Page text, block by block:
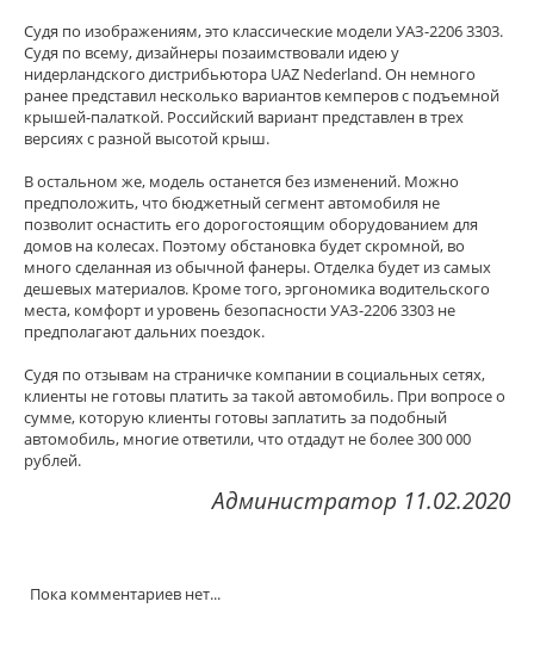
Судя по изображениям, это классические модели УАЗ-2206 3303.
Судя по всему, дизайнеры позаимствовали идею у
нидерландского дистрибьютора UAZ Nederland. Он немного
ранее представил несколько вариантов кемперов с подъемной
крышей-палаткой. Российский вариант представлен в трех
версиях с разной высотой крыш.
В остальном же, модель останется без изменений. Можно
предположить, что бюджетный сегмент автомобиля не
позволит оснастить его дорогостоящим оборудованием для
домов на колесах. Поэтому обстановка будет скромной, во
много сделанная из обычной фанеры. Отделка будет из самых
дешевых материалов. Кроме того, эргономика водительского
места, комфорт и уровень безопасности УАЗ-2206 3303 не
предполагают дальних поездок.
Судя по отзывам на страничке компании в социальных сетях,
клиенты не готовы платить за такой автомобиль. При вопросе о
сумме, которую клиенты готовы заплатить за подобный
автомобиль, многие ответили, что отдадут не более 300 000
рублей.
Администратор 11.02.2020
Пока комментариев нет...